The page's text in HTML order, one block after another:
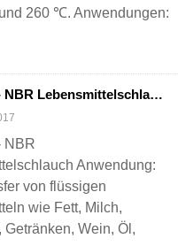
260 ℃. Anwendungen:
TYP NFD - NBR Lebensmittelschlauch
NBR
Anwendung:
von flüssigen
wie Fett, Milch,
Getränken, Wein, Öl,